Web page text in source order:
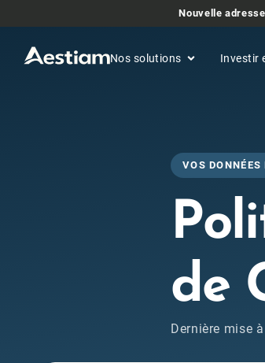
Nouvelle
Nos solutions Investir
VOS DONNÉES
de
Dernière mise